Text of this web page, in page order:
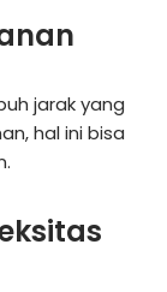
jarak yang
hal ini bisa